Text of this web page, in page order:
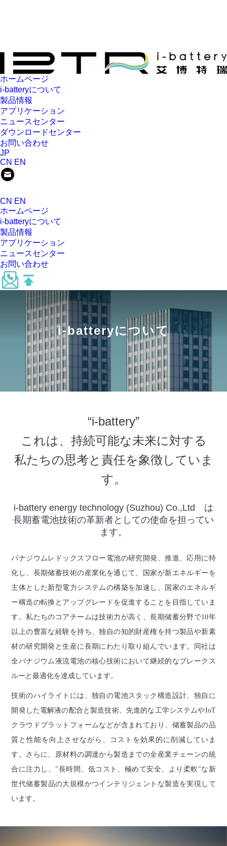
ホームページ
i-batteryについて
製品情報
アプリケーション
ニュースセンター
ダウンロードセンター
お問い合わせ
JP
CN EN
CN EN
ホームページ
i-batteryについて
製品情報
アプリケーション
ニュースセンター
お問い合わせ
i-batteryについて
“i-battery”
これは、持続可能な未来に対する
私たちの思考と責任を象徴していま
す。
i-battery energy technology (Suzhou) Co.,Ltd は
長期蓄電池技術の革新者としての使命を担ってい
ます。
バナジウムレドックスフロー電池の研究開発、推進、応用に特
化し、長期储蓄技術の産業化を通じて、国家が新エネルギーを
主体とした新型電力システムの構築を加速し、国家のエネルギ
ー構造の転換とアップグレードを促進することを目指していま
す。私たちのコアチームは技術力が高く、長期储蓄分野で10年
以上の豊富な経験を持ち、独自の知的財産権を持つ製品や新素
材の研究開発と生産に長期にわたり取り組んでいます。同社は
全バナジウム液流電池の核心技術において継続的なブレークス
ルーと最適化を達成しています。
技術のハイライトには、独自の電池スタック構造設計、独自に
開発した電解液の配合と製造技術、先進的な工学システムやIoT
クラウドプラットフォームなどが含まれており、 储蓄製品の品
質と性能を向上させながら、コストを効果的に削減していま
す。さらに、原材料の調達から製造までの全産業チェーンの統
合に注力し、 "長時間、低コスト、極めて安全、より柔軟 "な新
世代储蓄製品の大規模かつインテリジェントな製造を実現して
います。